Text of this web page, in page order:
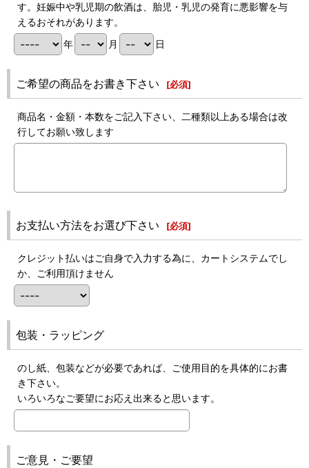
す。妊娠中や乳児期の飲酒は、胎児・乳児の発育に悪影響を与
えるおそれがあります。
年
月 日
ご希望の商品をお書き下さい [必須]
商品名・金額・本数をご記入下さい、二種類以上ある場合は改
行してお願い致します
お支払い方法をお選び下さい [必須]
クレジット払いはご自身で入力する為に、カートシステムでし
か、ご利用頂けません
包装・ラッピング
のし紙、包装などが必要であれば、ご使用目的を具体的にお書
き下さい。
いろいろなご要望にお応え出来ると思います。
ご意見・ご要望